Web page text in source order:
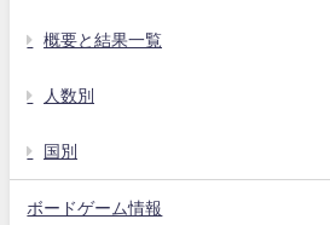
概要と結果一覧
人数別
国別
ボードゲーム情報